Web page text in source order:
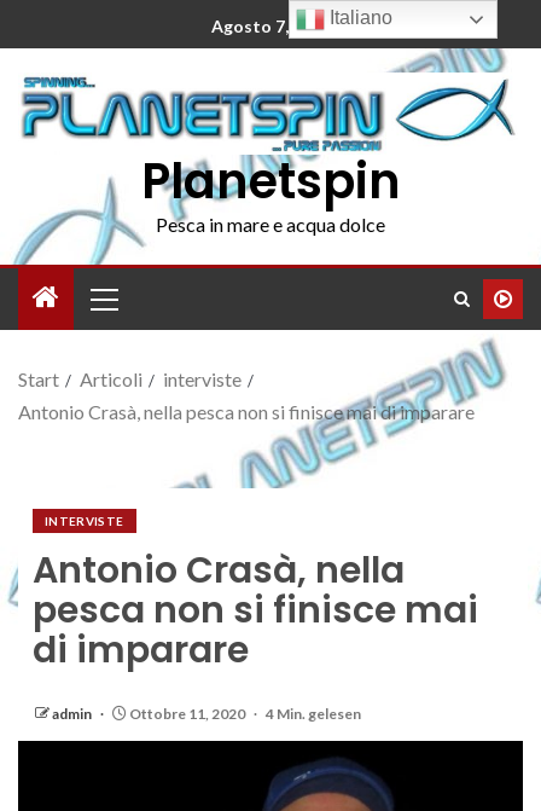
Agosto 7, 2026
Planetspin
Pesca in mare e acqua dolce
Start Articoli
interviste
Antonio Crasà, nella pesca non si finisce mai di imparare
INTERVISTE
Antonio Crasà, nella
pesca non si finisce mai
di imparare
admin Ottobre 11, 2020 4 Min. gelesen
Italiano